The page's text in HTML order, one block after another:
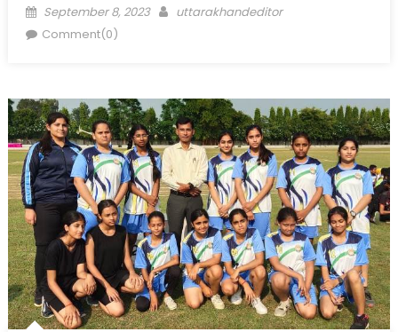
Posted
on
September 8, 2023 Author
uttarakhandeditor
Comment(0)